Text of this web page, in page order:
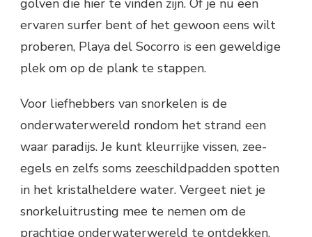
golven die hier te vinden zijn. Of je nu een
ervaren surfer bent of het gewoon eens wilt
proberen, Playa del Socorro is een geweldige
plek om op de plank te stappen.
Voor liefhebbers van snorkelen is de
onderwaterwereld rondom het strand een
waar paradijs. Je kunt kleurrijke vissen, zee-
egels en zelfs soms zeeschildpadden spotten
in het kristalheldere water. Vergeet niet je
snorkeluitrusting mee te nemen om de
prachtige onderwaterwereld te ontdekken.